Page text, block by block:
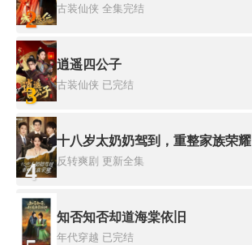
2 古装仙侠 全集完结
3
逍遥四公子
古装仙侠 已完结
4
十八岁太奶奶驾到，重整家族荣耀
反转爽剧 更新全集
知否知否却道海棠依旧
年代穿越 已完结